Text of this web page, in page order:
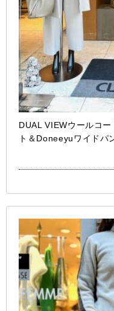
DUAL VIEWウールコ
ト＆Doneeyuワイドパ